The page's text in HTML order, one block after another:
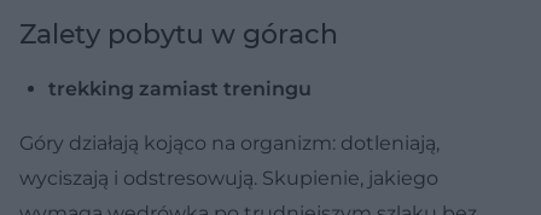
Zalety pobytu w górach
trekking zamiast treningu
Góry działają kojąco na organizm: dotleniają,
wyciszają i odstresowują. Skupienie, jakiego